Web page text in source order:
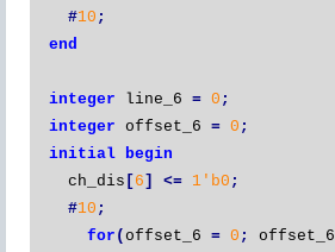
#10 ;
end
integer line_6 = 0 ;
integer offset_6 = 0 ;
initial
begin
ch_dis [ 6 ] <= 1'b0 ;
#10 ;
for ( offset_6 = 0 ; offset_6